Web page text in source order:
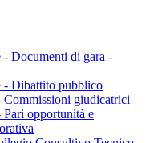
- Documenti di gara -
- Dibattito pubblico
giudicatrici
opportunità e